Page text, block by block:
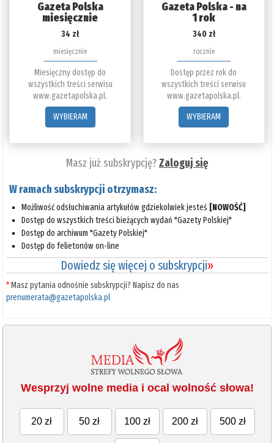
Gazeta Polska
miesięcznie
34 zł
miesięcznie
Miesięczny dostęp do
wszystkich treści serwisu
www.gazetapolska.pl.
WYBIERAM
Gazeta Polska - na
1 rok
340 zł
rocznie
Dostęp przez rok do
wszystkich treści serwisu
www.gazetapolska.pl.
WYBIERAM
Masz już subskrypcję?Zaloguj się
W ramach subskrypcji otrzymasz:
Możliwość odsłuchiwania artykułów gdziekolwiek jesteś [NOWOŚĆ]
Dostęp do wszystkich treści bieżących wydań "Gazety Polskiej"
Dostęp do archiwum "Gazety Polskiej"
Dostęp do felietonów on-line
Dowiedz się więcej o subskrypcji»
*Masz pytania odnośnie subskrypcji? Napisz do nas
prenumerata@gazetapolska.pl
Wesprzyj wolne media i ocal wolność słowa!
20 zł 50 zł 100 zł 200 zł 500 zł